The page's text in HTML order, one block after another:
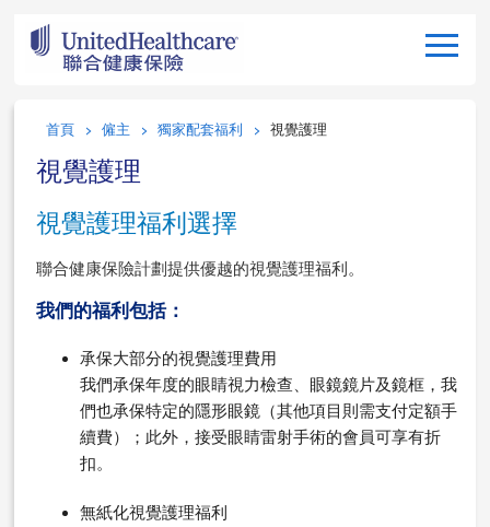
首頁 僱主 獨家配套福利 視覺護理
視覺護理
視覺護理福利選擇
聯合健康保險計劃提供優越的視覺護理福利。
我們的福利包括：
承保大部分的視覺護理費用
我們承保年度的眼睛視力檢查、眼鏡鏡片及鏡框，我
們也承保特定的隱形眼鏡（其他項目則需支付定額手
續費）；此外，接受眼睛雷射手術的會員可享有折
扣。
無紙化視覺護理福利